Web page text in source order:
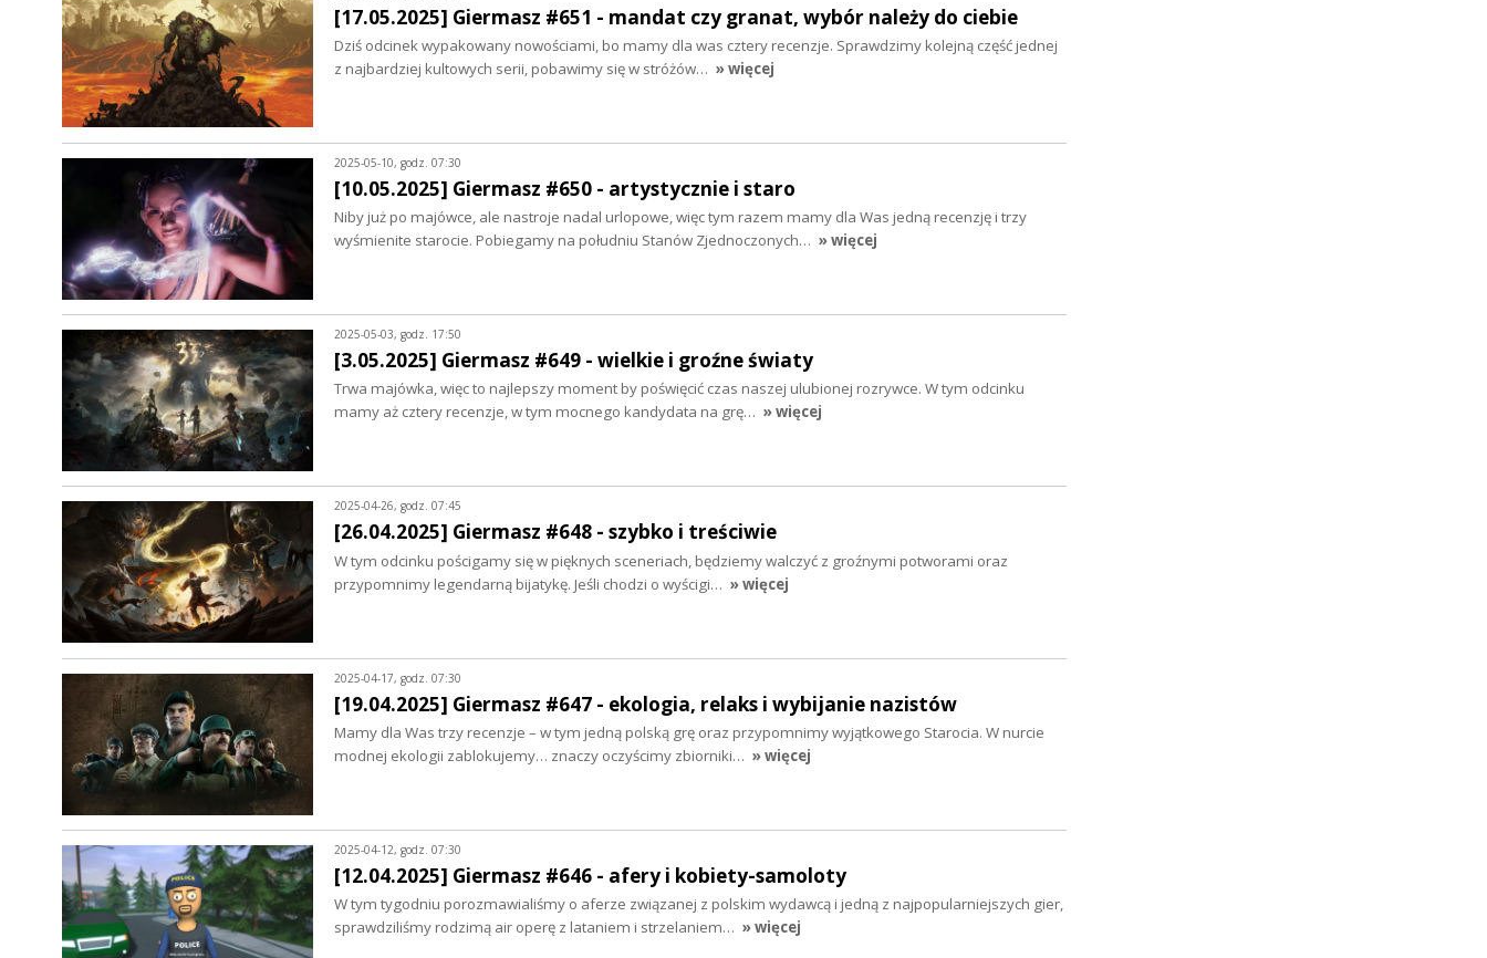
[17.05.2025] Giermasz #651 - mandat czy granat, wybór należy do ciebie
Dziś odcinek wypakowany nowościami, bo mamy dla was cztery recenzje. Sprawdzimy kolejną część jednej
z najbardziej kultowych serii, pobawimy się w stróżów… » więcej
2025-05-10, godz. 07:30
[10.05.2025] Giermasz #650 - artystycznie i staro
Niby już po majówce, ale nastroje nadal urlopowe, więc tym razem mamy dla Was jedną recenzję i trzy
wyśmienite starocie. Pobiegamy na południu Stanów Zjednoczonych… » więcej
2025-05-03, godz. 17:50
[3.05.2025] Giermasz #649 - wielkie i groźne światy
Trwa majówka, więc to najlepszy moment by poświęcić czas naszej ulubionej rozrywce. W tym odcinku
mamy aż cztery recenzje, w tym mocnego kandydata na grę… » więcej
2025-04-26, godz. 07:45
[26.04.2025] Giermasz #648 - szybko i treściwie
W tym odcinku pościgamy się w pięknych sceneriach, będziemy walczyć z groźnymi potworami oraz
przypomnimy legendarną bijatykę. Jeśli chodzi o wyścigi… » więcej
2025-04-17, godz. 07:30
[19.04.2025] Giermasz #647 - ekologia, relaks i wybijanie nazistów
Mamy dla Was trzy recenzje – w tym jedną polską grę oraz przypomnimy wyjątkowego Starocia. W nurcie
modnej ekologii zablokujemy… znaczy oczyścimy zbiorniki… » więcej
2025-04-12, godz. 07:30
[12.04.2025] Giermasz #646 - afery i kobiety-samoloty
W tym tygodniu porozmawialiśmy o aferze związanej z polskim wydawcą i jedną z najpopularniejszych gier,
sprawdziliśmy rodzimą air operę z lataniem i strzelaniem… » więcej